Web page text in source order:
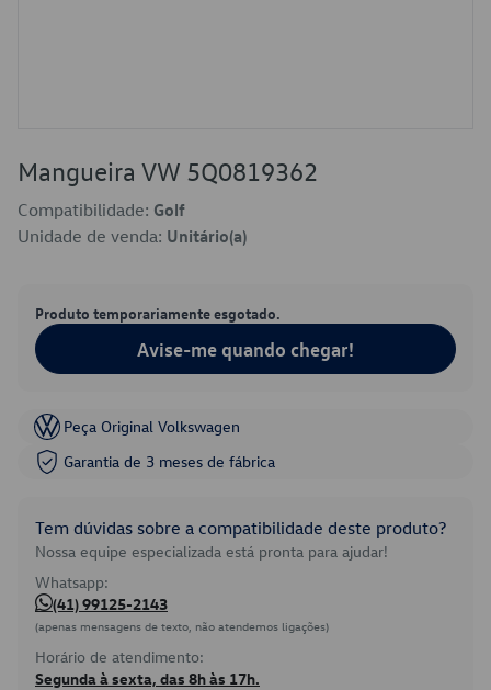
Mangueira VW 5Q0819362
Compatibilidade: Golf
Unidade de venda: Unitário(a)
Produto temporariamente esgotado.
Avise-me quando chegar!
Peça Original Volkswagen
Garantia de 3 meses de fábrica
Tem dúvidas sobre a compatibilidade deste produto?
Nossa equipe especializada está pronta para ajudar!
Whatsapp:
(41) 99125-2143
(apenas mensagens de texto, não atendemos ligações)
Horário de atendimento:
Segunda à sexta, das 8h às 17h.